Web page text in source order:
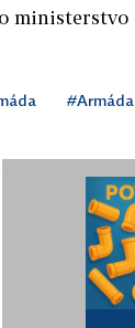
ministerstvo